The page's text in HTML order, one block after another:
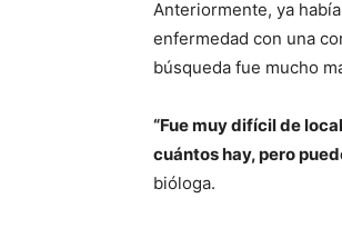
Anteriormente, ya
enfermedad con una
búsqueda fue mucho
“Fue muy difícil de
cuántos hay, pero
bióloga.